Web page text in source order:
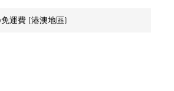
運費 (港澳地區)